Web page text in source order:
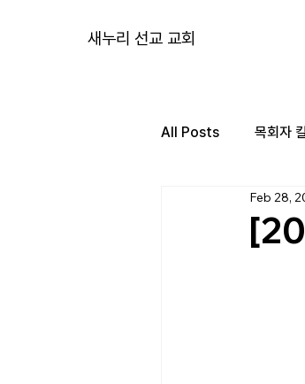
새누리 선교 교회
All Posts 목회자
Feb 28,